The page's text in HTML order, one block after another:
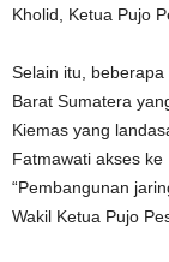
Kholid, Ketua Pujo
Selain itu,
Barat Sumatera
Kiemas yang
Fatmawati akses ke
“Pembangunan
Wakil Ketua Pujo